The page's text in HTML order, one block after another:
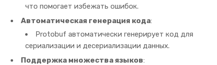
что помогает избежать ошибок.
Автоматическая генерация кода:
Protobuf автоматически генерирует код для
сериализации и десериализации данных.
Поддержка множества языков: